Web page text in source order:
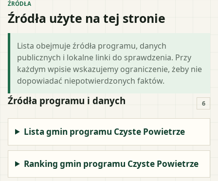
ŹRÓDŁA
Źródła użyte na tej stronie
Lista obejmuje źródła programu, danych
publicznych i lokalne linki do sprawdzenia. Przy
każdym wpisie wskazujemy ograniczenie, żeby nie
dopowiadać niepotwierdzonych faktów.
Źródła programu i danych 6
Lista gmin programu Czyste Powietrze
Ranking gmin programu Czyste Powietrze